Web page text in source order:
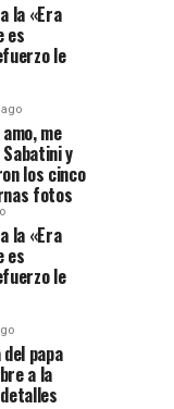
la «Era
es
le
me
y
los cinco
fotos
la «Era
es
le
papa
a la